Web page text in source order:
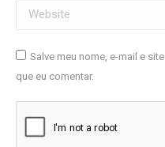
Website
Salve meu nome, e-mail e
que eu comentar.